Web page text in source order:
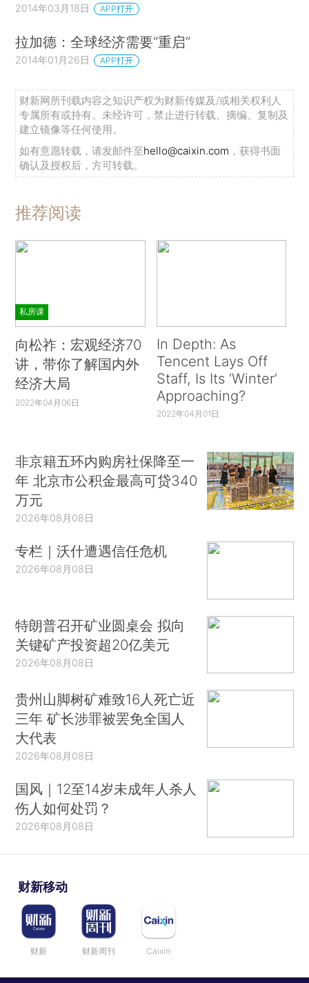
2014年03月18日 APP打开
拉加德：全球经济需要“重启”
2014年01月26日 APP打开
财新网所刊载内容之知识产权为财新传媒及/或相关权利人
专属所有或持有。未经许可，禁止进行转载、摘编、复制及
建立镜像等任何使用。
如有意愿转载，请发邮件至hello@caixin.com ，获得书面
确认及授权后，方可转载。
推荐阅读
私房课
向松祚：宏观经济70
讲，带你了解国内外
经济大局
2022年04月06日
In Depth: As
Tencent Lays Off
Staff, Is Its ‘Winter’
Approaching?
2022年04月01日
非京籍五环内购房社保降至一
年 北京市公积金最高可贷340
万元
2026年08月08日
专栏｜沃什遭遇信任危机
2026年08月08日
特朗普召开矿业圆桌会 拟向
关键矿产投资超20亿美元
2026年08月08日
贵州山脚树矿难致16人死亡近
三年 矿长涉罪被罢免全国人
大代表
2026年08月08日
国风｜12至14岁未成年人杀人
伤人如何处罚？
2026年08月08日
财新移动
财新 财新周刊 Caixin